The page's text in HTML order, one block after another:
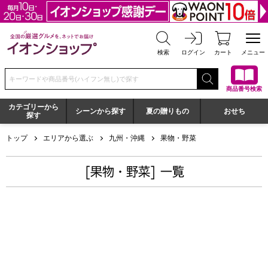
全国の厳選グルメを、ネットでお届け イオンショップ
検索 ログイン カート メニュー
検索キーワードまたは商品番号を入力してください
商品番号検索
カテゴリーから
探す
シーンから探す 夏の贈りもの おせち
トップ エリアから選ぶ 九州・沖縄 果物・野菜
[果物・野菜] 一覧